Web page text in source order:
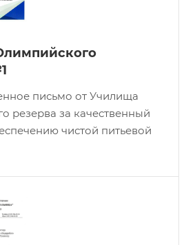
письмо от Училища
резерва за качественный
чистой питьевой